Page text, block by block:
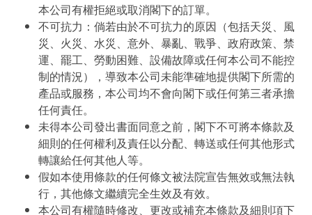
本公司有權拒絕或取消閣下的訂單。
不可抗力：倘若由於不可抗力的原因（包括天災、風
災、火災、水災、意外、暴亂、戰爭、政府政策、禁
運、罷工、勞動困難、設備故障或任何本公司不能控
制的情況），導致本公司未能準確地提供閣下所需的
產品或服務，本公司均不會向閣下或任何第三者承擔
任何責任。
未得本公司發出書面同意之前，閣下不可將本條款及
細則的任何權利及責任以分配、轉送或任何其他形式
轉讓給任何其他人等。
假如本使用條款的任何條文被法院宣告無效或無法執
行，其他條文繼續完全生效及有效。
本公司有權隨時修改、更改或補充本條款及細則項下